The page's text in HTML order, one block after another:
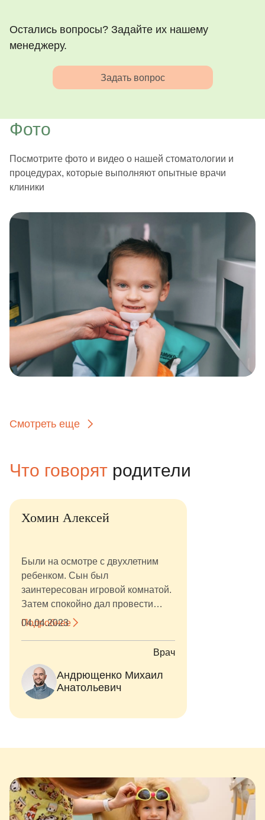
Остались вопросы? Задайте их нашему
менеджеру.
Задать вопрос
Фото
Посмотрите фото и видео о нашей стоматологии и
процедурах, которые выполняют опытные врачи
клиники
Смотреть еще
Что говорят родители
Хомин Алексей
Были на осмотре с двухлетним
ребенком. Сын был
заинтересован игровой комнатой.
Затем спокойно дал провести
осмотр и фотопротокол.
Подробнее
04.04.2023
Врач
Андрющенко Михаил
Анатольевич